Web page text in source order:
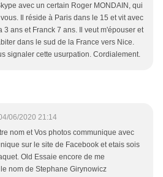
avec un certain Roger MONDAIN, qui
Il réside à Paris dans le 15 et vit avec
3 ans et Franck 7 ans. Il veut m'épouser et
dans le sud de la France vers Nice.
signaler cette usurpation. Cordialement.
06/2020 21:14
nom et Vos photos communique avec
sur le site de Facebook et etais sois
Old Essaie encore de me
nom de Stephane Girynowicz